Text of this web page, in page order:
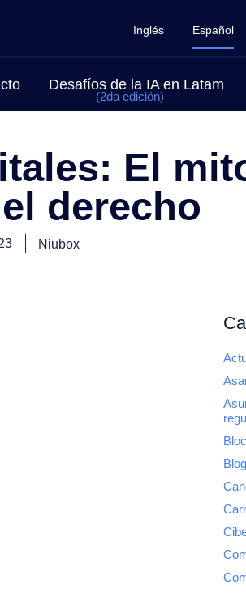
Inglés Español
Desafíos de la IA en Latam
(2da edición)
El
derecho
Niubox
Blog